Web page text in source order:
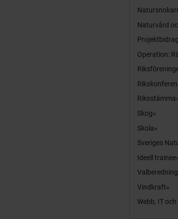
Naturvård
Projektbidrag
Operation:
Riksstämma
Skog
Skola
Sveriges
Ideell trainee
Vindkraft
Webb, IT